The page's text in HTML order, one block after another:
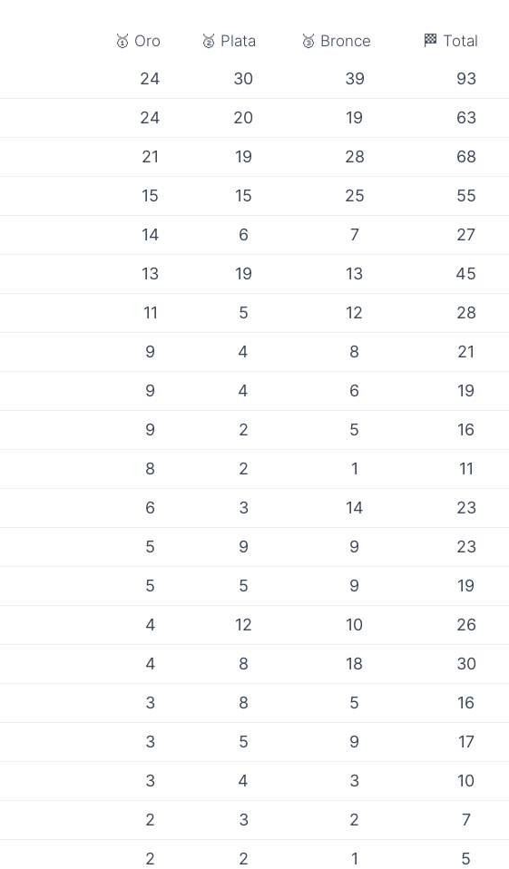
🥇 Oro 🥈 Plata 🥉 Bronce 🏁 Total
24 30 39 93
24 20 19 63
21 19 28 68
15 15 25 55
14 6 7 27
13 19 13 45
11 5 12 28
9 4 8 21
9 4 6 19
9 2 5 16
8 2 1 11
6 3 14 23
5 9 9 23
5 5 9 19
4 12 10 26
4 8 18 30
3 8 5 16
3 5 9 17
3 4 3 10
2 3 2 7
2 2 1 5